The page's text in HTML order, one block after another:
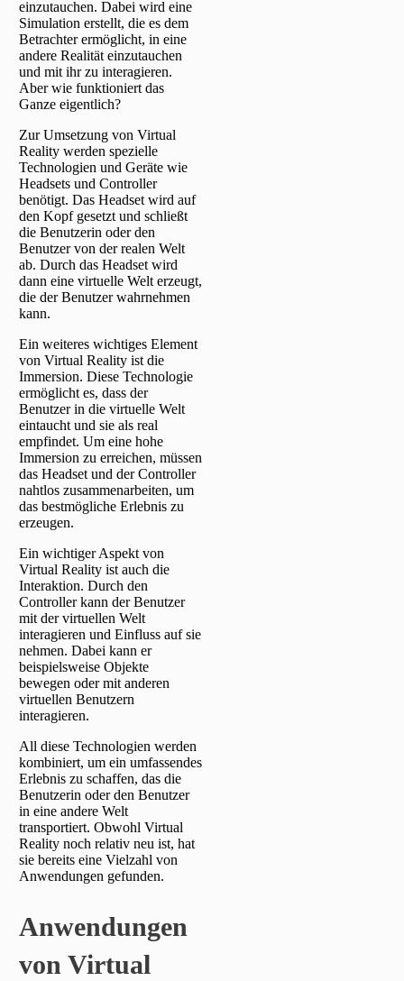
einzutauchen. Dabei wird eine
Simulation erstellt, die es dem
Betrachter ermöglicht, in eine
andere Realität einzutauchen
und mit ihr zu interagieren.
Aber wie funktioniert das
Ganze eigentlich?
Zur Umsetzung von Virtual
Reality werden spezielle
Technologien und Geräte wie
Headsets und Controller
benötigt. Das Headset wird auf
den Kopf gesetzt und schließt
die Benutzerin oder den
Benutzer von der realen Welt
ab. Durch das Headset wird
dann eine virtuelle Welt erzeugt,
die der Benutzer wahrnehmen
kann.
Ein weiteres wichtiges Element
von Virtual Reality ist die
Immersion. Diese Technologie
ermöglicht es, dass der
Benutzer in die virtuelle Welt
eintaucht und sie als real
empfindet. Um eine hohe
Immersion zu erreichen, müssen
das Headset und der Controller
nahtlos zusammenarbeiten, um
das bestmögliche Erlebnis zu
erzeugen.
Ein wichtiger Aspekt von
Virtual Reality ist auch die
Interaktion. Durch den
Controller kann der Benutzer
mit der virtuellen Welt
interagieren und Einfluss auf sie
nehmen. Dabei kann er
beispielsweise Objekte
bewegen oder mit anderen
virtuellen Benutzern
interagieren.
All diese Technologien werden
kombiniert, um ein umfassendes
Erlebnis zu schaffen, das die
Benutzerin oder den Benutzer
in eine andere Welt
transportiert. Obwohl Virtual
Reality noch relativ neu ist, hat
sie bereits eine Vielzahl von
Anwendungen gefunden.
Anwendungen
von Virtual